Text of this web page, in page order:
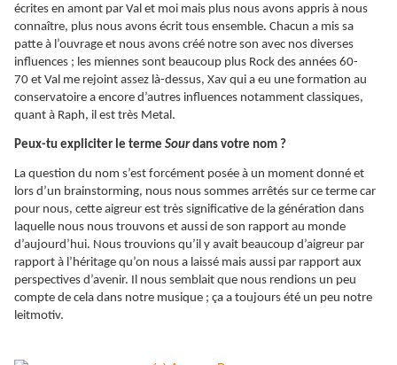
écrites en amont par Val et moi mais plus nous avons appris à nous
connaître, plus nous avons écrit tous ensemble. Chacun a mis sa
patte à l’ouvrage et nous avons créé notre son avec nos diverses
influences ; les miennes sont beaucoup plus Rock des années 60-
70 et Val me rejoint assez là-dessus, Xav qui a eu une formation au
conservatoire a encore d’autres influences notamment classiques,
quant à Raph, il est très Metal.
Peux-tu expliciter le terme Sourdans votre nom ?
La question du nom s’est forcément posée à un moment donné et
lors d’un brainstorming, nous nous sommes arrêtés sur ce terme car
pour nous, cette aigreur est très significative de la génération dans
laquelle nous nous trouvons et aussi de son rapport au monde
d’aujourd’hui. Nous trouvions qu’il y avait beaucoup d’aigreur par
rapport à l’héritage qu’on nous a laissé mais aussi par rapport aux
perspectives d’avenir. Il nous semblait que nous rendions un peu
compte de cela dans notre musique ; ça a toujours été un peu notre
leitmotiv.